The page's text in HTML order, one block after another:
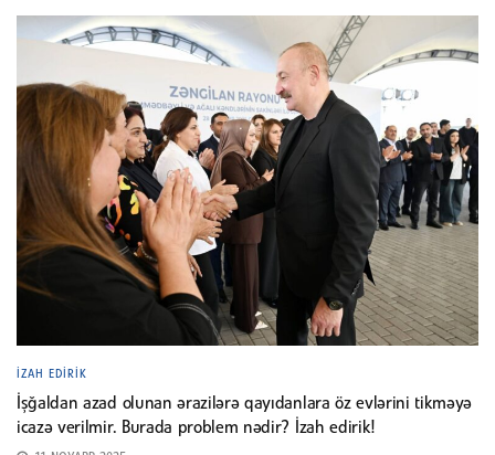
İZAH EDIRIK
İşğaldan azad olunan ərazilərə qayıdanlara öz evlərini tikməyə
icazə verilmir. Burada problem nədir? İzah edirik!